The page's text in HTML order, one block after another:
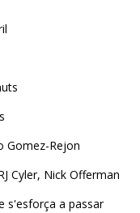
Gomez-Rejon
Cyler, Nick Offerman
s'esforça a passar